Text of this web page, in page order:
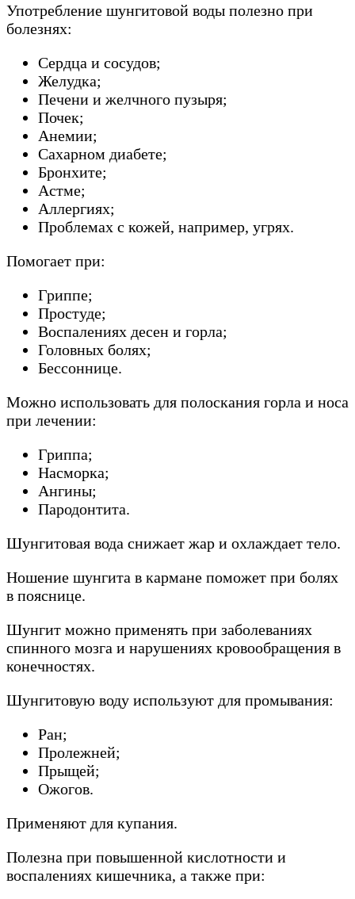
Употребление шунгитовой воды полезно при
болезнях:
Сердца и сосудов;
Желудка;
Печени и желчного пузыря;
Почек;
Анемии;
Сахарном диабете;
Бронхите;
Астме;
Аллергиях;
Проблемах с кожей, например, угрях.
Помогает при:
Гриппе;
Простуде;
Воспалениях десен и горла;
Головных болях;
Бессоннице.
Можно использовать для полоскания горла и носа
при лечении:
Гриппа;
Насморка;
Ангины;
Пародонтита.
Шунгитовая вода снижает жар и охлаждает тело.
Ношение шунгита в кармане поможет при болях
в пояснице.
Шунгит можно применять при заболеваниях
спинного мозга и нарушениях кровообращения в
конечностях.
Шунгитовую воду используют для промывания:
Ран;
Пролежней;
Прыщей;
Ожогов.
Применяют для купания.
Полезна при повышенной кислотности и
воспалениях кишечника, а также при: